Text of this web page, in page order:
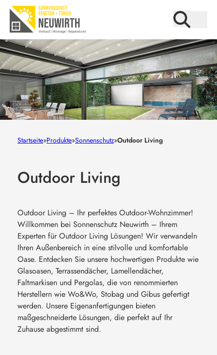
Startseite»Produkte»Sonnenschutz»Outdoor Living
Outdoor Living
Outdoor Living – Ihr perfektes Outdoor-Wohnzimmer!
Willkommen bei Sonnenschutz Neuwirth – Ihrem
Experten für Outdoor Living Lösungen! Wir verwandeln
Ihren Außenbereich in eine stilvolle und komfortable
Oase. Entdecken Sie unsere hochwertigen Produkte wie
Glasoasen, Terrassendächer, Lamellendächer,
Faltmarkisen und Pergolas, die von renommierten
Herstellern wie Wo&Wo, Stobag und Gibus gefertigt
werden. Unsere Eigenanfertigungen bieten
maßgeschneiderte Lösungen, die perfekt auf Ihr
Zuhause abgestimmt sind.